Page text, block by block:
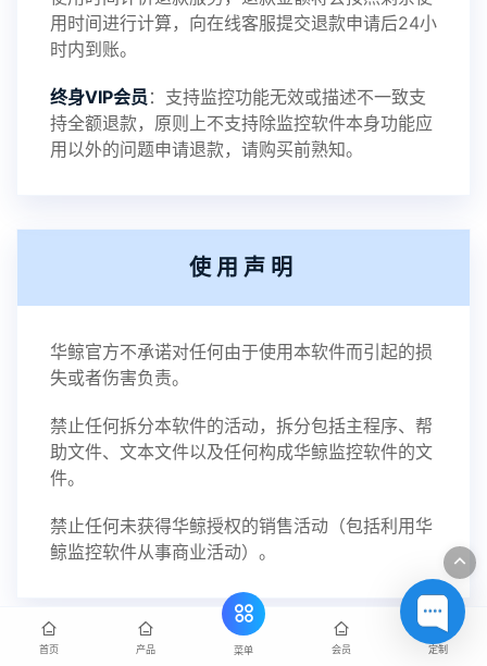
用时间进行计算，向在线客服提交退款申请后24小
时内到账。
终身VIP会员 ：支持监控功能无效或描述不一致支
持全额退款，原则上不支持除监控软件本身功能应
用以外的问题申请退款，请购买前熟知。
使用声明
华鲸官方不承诺对任何由于使用本软件而引起的损
失或者伤害负责。
禁止任何拆分本软件的活动，拆分包括主程序、帮
助文件、文本文件以及任何构成华鲸监控软件的文
件。
禁止任何未获得华鲸授权的销售活动（包括利用华
鲸监控软件从事商业活动）。
首页 产品 菜单 会员 定制